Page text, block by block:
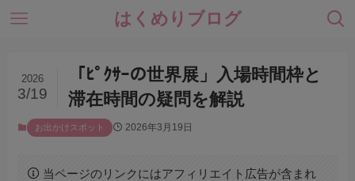
はくめりブログ
「ﾋﾟｸｻｰの世界展」入場時間枠と
滞在時間の疑問を解説
2026
3/19
お出かけスポット 2026年3月19日
当ページのリンクにはアフィリエイト広告が含まれ